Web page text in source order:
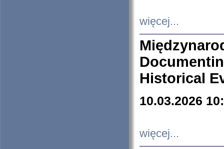
więcej...
Historical
10.03.2026
więcej...